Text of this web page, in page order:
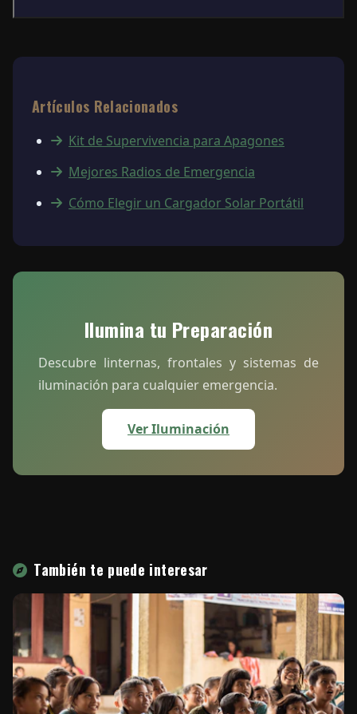
Artículos Relacionados
Kit de Supervivencia para Apagones
Mejores Radios de Emergencia
Cómo Elegir un Cargador Solar Portátil
Ilumina tu Preparación
Descubre linternas, frontales y sistemas de
iluminación para cualquier emergencia.
Ver Iluminación
También te puede interesar